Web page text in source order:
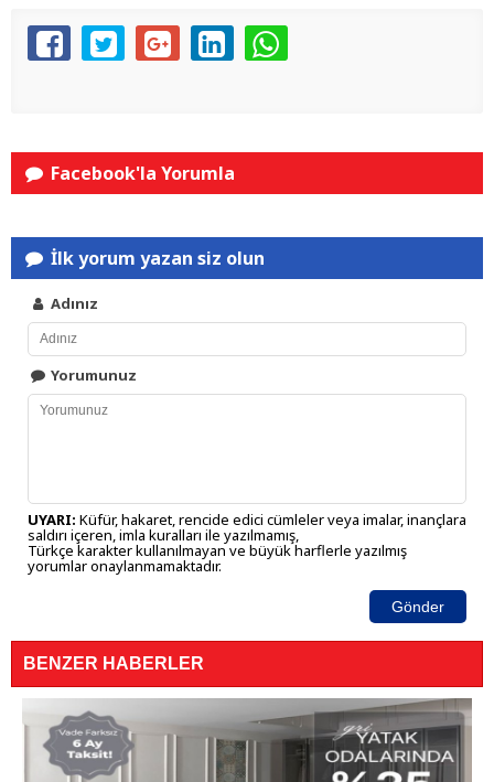
Facebook'la Yorumla
İlk yorum yazan siz olun
Adınız
Yorumunuz
UYARI: Küfür, hakaret, rencide edici cümleler veya imalar, inançlara
saldırı içeren, imla kuralları ile yazılmamış,
Türkçe karakter kullanılmayan ve büyük harflerle yazılmış
yorumlar onaylanmamaktadır.
Gönder
BENZER HABERLER